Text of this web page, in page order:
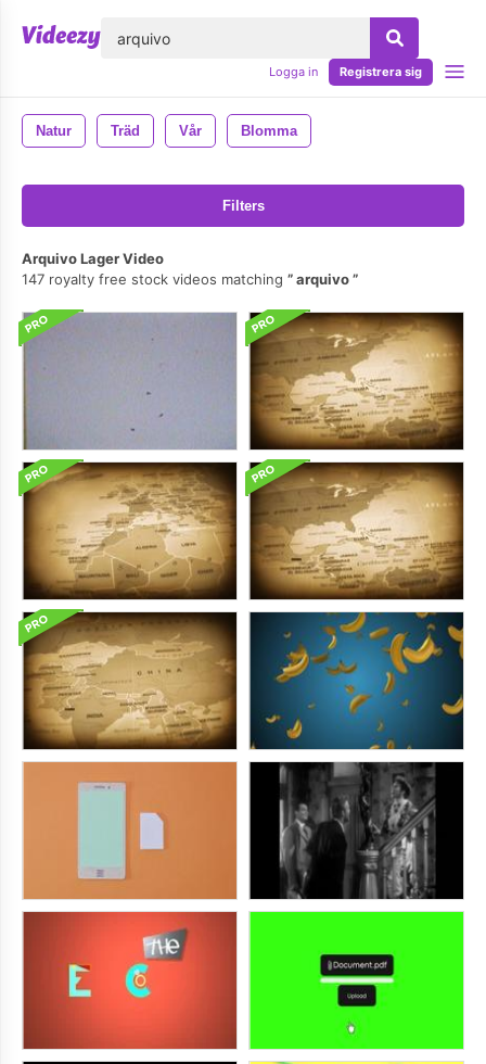
Logga in Registrera sig
Natur Träd Vår Blomma
Filters
Arquivo Lager Video
147 royalty free stock videos matching
arquivo